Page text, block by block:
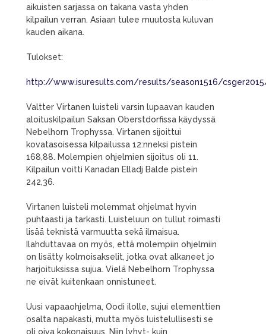
aikuisten sarjassa on takana vasta yhden
kilpailun verran. Asiaan tulee muutosta kuluvan
kauden aikana.
Tulokset:
http://www.isuresults.com/results/season1516/
Valtter Virtanen luisteli varsin lupaavan kauden
aloituskilpailun Saksan Oberstdorfissa käydyssä
Nebelhorn Trophyssa. Virtanen sijoittui
kovatasoisessa kilpailussa 12:nneksi pistein
168,88. Molempien ohjelmien sijoitus oli 11.
Kilpailun voitti Kanadan Elladj Balde pistein
242,36.
Virtanen luisteli molemmat ohjelmat hyvin
puhtaasti ja tarkasti. Luisteluun on tullut roimasti
lisää teknistä varmuutta sekä ilmaisua.
Ilahduttavaa on myös, että molempiin ohjelmiin
on lisätty kolmoisakselit, jotka ovat alkaneet jo
harjoituksissa sujua. Vielä Nebelhorn Trophyssa
ne eivät kuitenkaan onnistuneet.
Uusi vapaaohjelma, Oodi ilolle, sujui elementtien
osalta napakasti, mutta myös luistelullisesti se
oli oiva kokonaisuus. Niin lyhyt- kuin